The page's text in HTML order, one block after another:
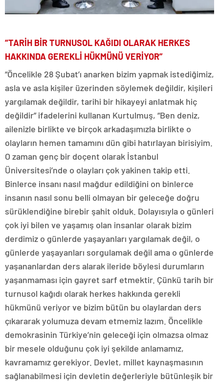
“TARİH BİR TURNUSOL KAĞIDI OLARAK HERKES
HAKKINDA GEREKLİ HÜKMÜNÜ VERİYOR”
“Öncelikle 28 Şubat’ı anarken bizim yapmak istediğimiz,
asla ve asla kişiler üzerinden söylemek değildir, kişileri
yargılamak değildir, tarihi bir hikayeyi anlatmak hiç
değildir” ifadelerini kullanan Kurtulmuş, “Ben deniz,
ailenizle birlikte ve birçok arkadaşımızla birlikte o
olayların hemen tamamını dün gibi hatırlayan birisiyim.
O zaman genç bir doçent olarak İstanbul
Üniversitesi’nde o olayları çok yakinen takip etti.
Binlerce insanı nasıl mağdur edildiğini on binlerce
insanın nasıl sonu belli olmayan bir geleceğe doğru
sürüklendiğine birebir şahit olduk. Dolayısıyla o günleri
çok iyi bilen ve yaşamış olan insanlar olarak bizim
derdimiz o günlerde yaşayanları yargılamak değil, o
günlerde yaşayanları sorgulamak değil ama o günlerde
yaşananlardan ders alarak ileride böylesi durumların
yaşanmaması için gayret sarf etmektir. Çünkü tarih bir
turnusol kağıdı olarak herkes hakkında gerekli
hükmünü veriyor ve bizim bütün bu olaylardan ders
çıkararak yolumuza devam etmemiz lazım. Öncelikle
demokrasinin Türkiye’nin geleceği için olmazsa olmaz
bir mesele olduğunu çok iyi şekilde anlamamız,
kavramamız gerekiyor. Devlet, millet kaynaşmasının
sağlanabilmesi için devletin değerleriyle bütünleşik bir